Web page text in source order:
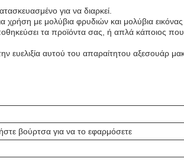
για να διαρκεί.
με μολύβια φρυδιών και μολύβια εικόνας
τα προϊόντα σας, ή απλά κάποιος
ευελιξία αυτού του απαραίτητου αξεσουάρ
βούρτσα για να το εφαρμόσετε